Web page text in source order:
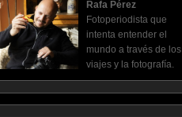
Rafa Pérez
Fotoperiodista que
intenta entender el
mundo a través de los
viajes y la fotografía.